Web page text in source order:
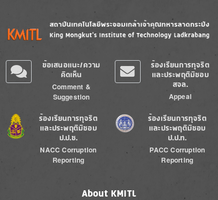
Image
ข้อเสนอแนะ/ความ
คิดเห็น
Comment &
Suggestion
ร้องเรียนการทุจริต
และประพฤติมิชอบ
สจล.
Appeal
Image
ร้องเรียนการทุจริต
และประพฤติมิชอบ
ป.ป.ช.
NACC Corruption
Reporting
Image
ร้องเรียนการทุจริต
และประพฤติมิชอบ
ป.ป.ท.
PACC Corruption
Reporting
About KMITL